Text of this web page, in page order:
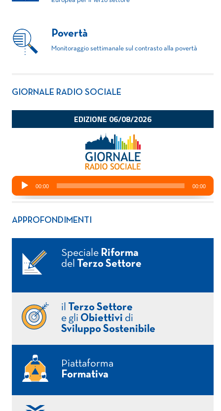
Povertà
Monitoraggio settimanale sul contrasto alla povertà
GIORNALE RADIO SOCIALE
APPROFONDIMENTI
Speciale Riforma
del
Terzo Settore
il
Terzo Settore
e gli Obiettivi di
Sviluppo Sostenibile
Piattaforma
Formativa